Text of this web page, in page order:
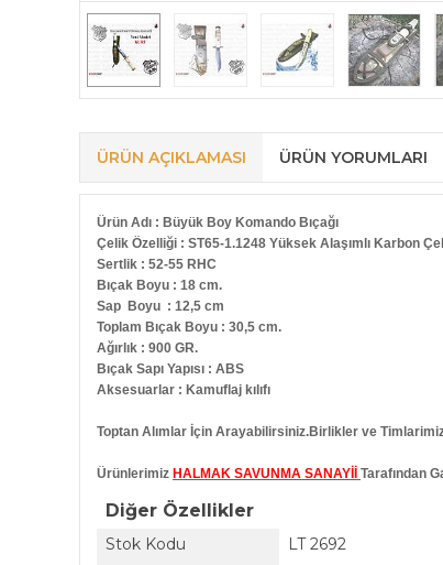
ÜRÜN AÇIKLAMASI ÜRÜN YORUMLARI
Ürün Adı : Büyük Boy Komando Bıçağı
Çelik Özelliği : ST65-1.1248 Yüksek Alaşımlı Karbon
Sertlik : 52-55 RHC
Bıçak Boyu : 18 cm.
Sap Boyu : 12,5 cm
Toplam Bıçak Boyu : 30,5 cm.
Ağırlık : 900 GR.
Bıçak Sapı Yapısı : ABS
Aksesuarlar : Kamuflaj kılıfı
Toptan Alımlar İçin Arayabilirsiniz.Birlikler ve Timlarimiz
Ürünlerimiz HALMAK SAVUNMA SANAYİİ Tarafından
Diğer Özellikler
Stok Kodu
LT 2692